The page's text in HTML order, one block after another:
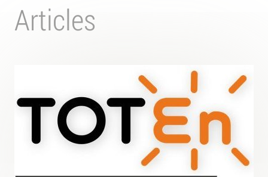
Articles